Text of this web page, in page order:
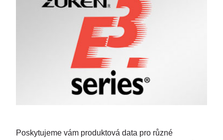
Poskytujeme vám produktová data pro různé